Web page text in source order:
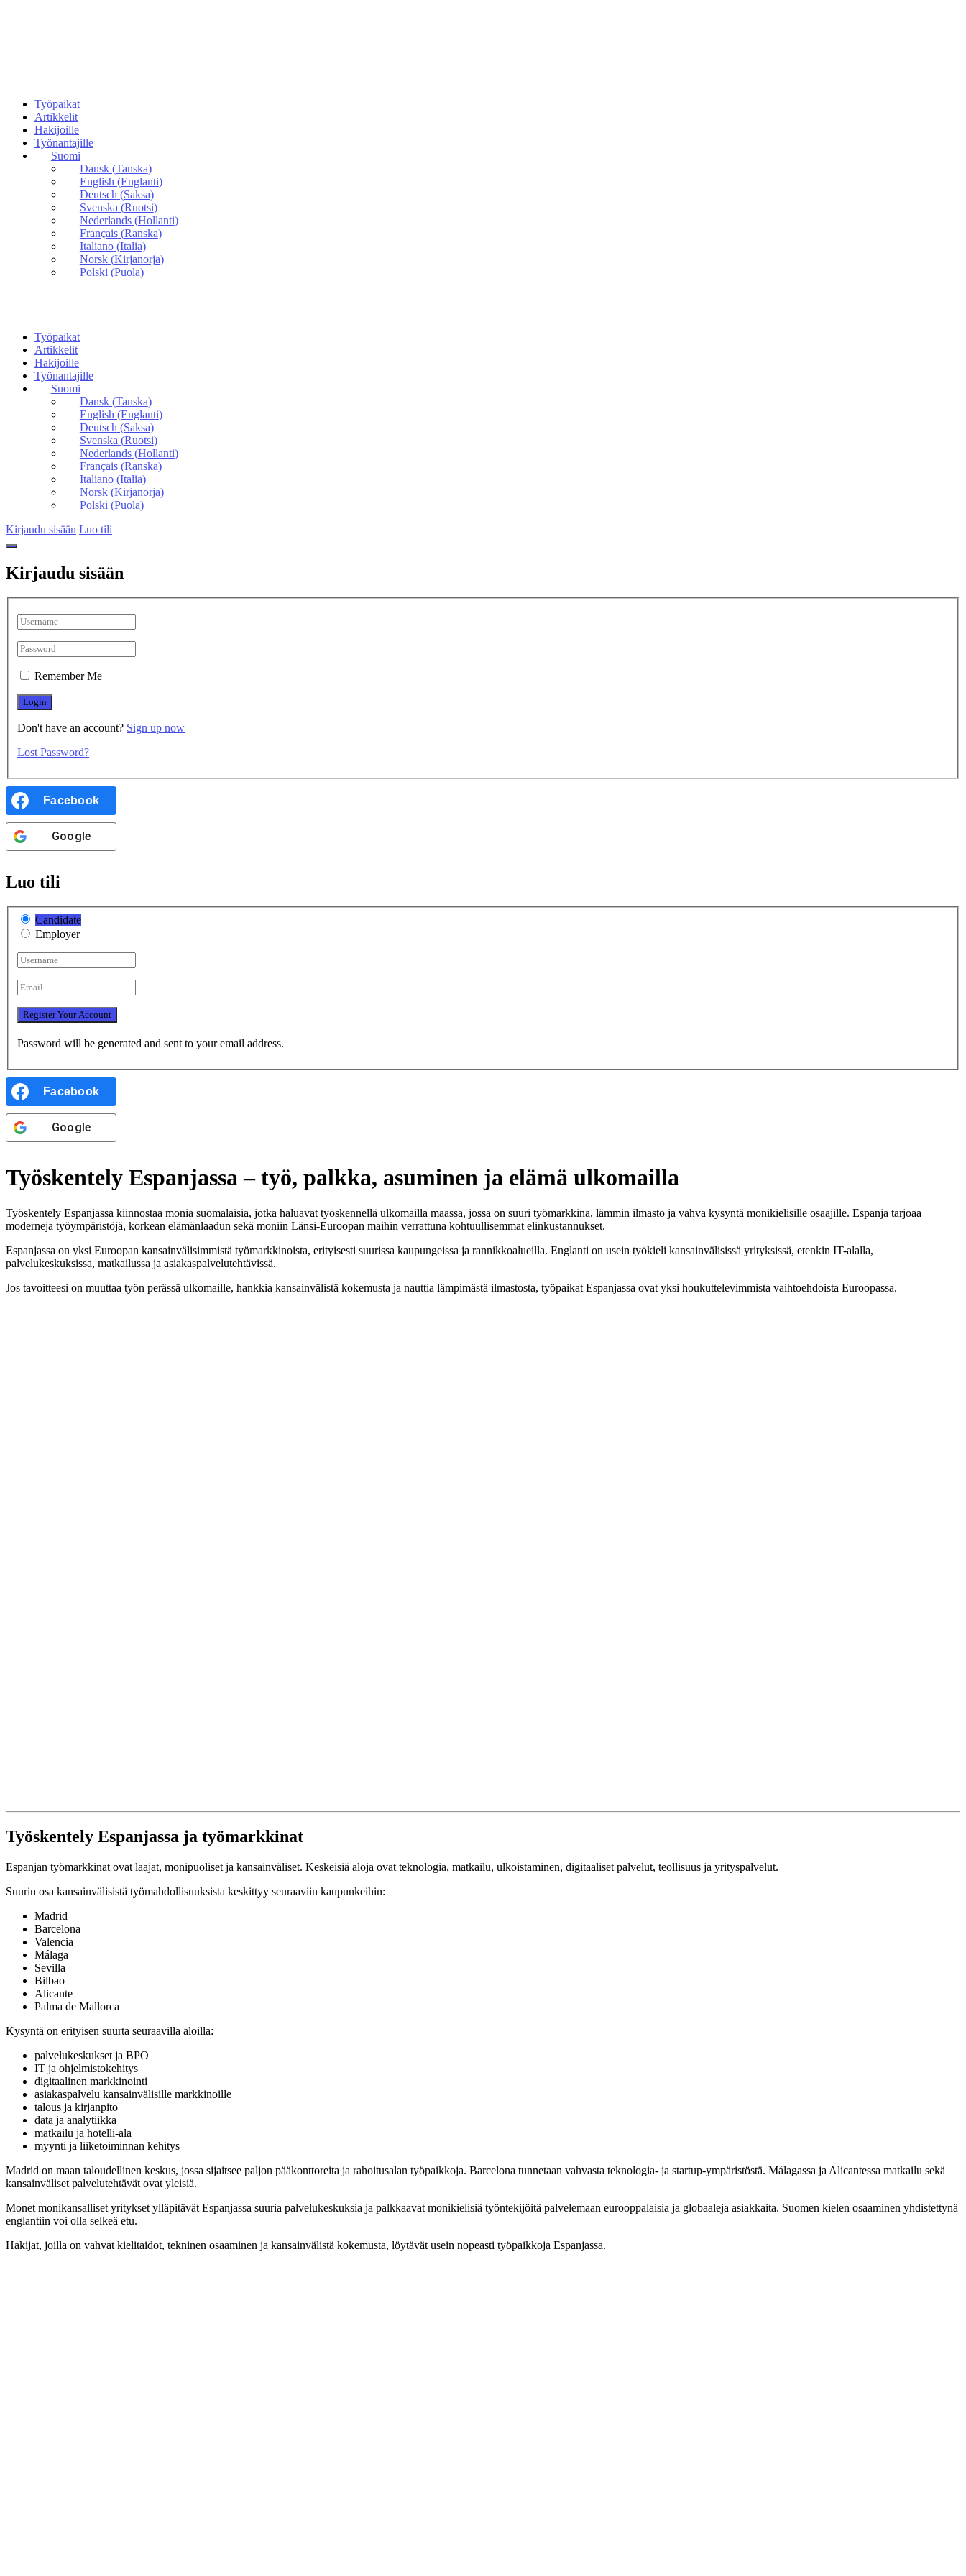
Työpaikat
Artikkelit
Hakijoille
Työnantajille
Suomi
Dansk(Tanska)
English (Englanti)
Deutsch (Saksa)
Svenska (Ruotsi)
Nederlands(Hollanti)
Français(Ranska)
Italiano(Italia)
Norsk(Kirjanorja)
Polski (Puola)
Työpaikat
Artikkelit
Hakijoille
Työnantajille
Suomi
Dansk(Tanska)
English (Englanti)
Deutsch (Saksa)
Svenska (Ruotsi)
Nederlands(Hollanti)
Français(Ranska)
Italiano(Italia)
Norsk(Kirjanorja)
Polski (Puola)
Kirjaudu sisään Luo tili
Kirjaudu sisään
Remember Me
Don't have an account? Sign up now
Lost Password?
Facebook
Google
Luo tili
Candidate
Employer
Password will be generated and sent to your email address.
Facebook
Google
Työskentely Espanjassa – työ, palkka, asuminen ja elämä ulkomailla
Työskentely Espanjassa kiinnostaa monia suomalaisia, jotka haluavat työskennellä ulkomailla maassa, jossa on suuri työmarkkina, lämmin ilmasto ja vahva kysyntä monikielisille osaajille. Espanja tarjoaa
moderneja työympäristöjä, korkean elämänlaadun sekä moniin Länsi-Euroopan maihin verrattuna kohtuullisemmat elinkustannukset.
Espanjassa on yksi Euroopan kansainvälisimmistä työmarkkinoista, erityisesti suurissa kaupungeissa ja rannikkoalueilla. Englanti on usein työkieli kansainvälisissä yrityksissä, etenkin IT-alalla,
palvelukeskuksissa, matkailussa ja asiakaspalvelutehtävissä.
Jos tavoitteesi on muuttaa työn perässä ulkomaille, hankkia kansainvälistä kokemusta ja nauttia lämpimästä ilmastosta, työpaikat Espanjassa ovat yksi houkuttelevimmista vaihtoehdoista Euroopassa.
Työskentely Espanjassa ja työmarkkinat
Espanjan työmarkkinat ovat laajat, monipuoliset ja kansainväliset. Keskeisiä aloja ovat teknologia, matkailu, ulkoistaminen, digitaaliset palvelut, teollisuus ja yrityspalvelut.
Suurin osa kansainvälisistä työmahdollisuuksista keskittyy seuraaviin kaupunkeihin:
Madrid
Barcelona
Valencia
Málaga
Sevilla
Bilbao
Alicante
Palma de Mallorca
Kysyntä on erityisen suurta seuraavilla aloilla:
palvelukeskukset ja BPO
IT ja ohjelmistokehitys
digitaalinen markkinointi
asiakaspalvelu kansainvälisille markkinoille
talous ja kirjanpito
data ja analytiikka
matkailu ja hotelli-ala
myynti ja liiketoiminnan kehitys
Madrid on maan taloudellinen keskus, jossa sijaitsee paljon pääkonttoreita ja rahoitusalan työpaikkoja. Barcelona tunnetaan vahvasta teknologia- ja startup-ympäristöstä. Málagassa ja Alicantessa matkailu sekä
kansainväliset palvelutehtävät ovat yleisiä.
Monet monikansalliset yritykset ylläpitävät Espanjassa suuria palvelukeskuksia ja palkkaavat monikielisiä työntekijöitä palvelemaan eurooppalaisia ja globaaleja asiakkaita. Suomen kielen osaaminen yhdistettynä
englantiin voi olla selkeä etu.
Hakijat, joilla on vahvat kielitaidot, tekninen osaaminen ja kansainvälistä kokemusta, löytävät usein nopeasti työpaikkoja Espanjassa.